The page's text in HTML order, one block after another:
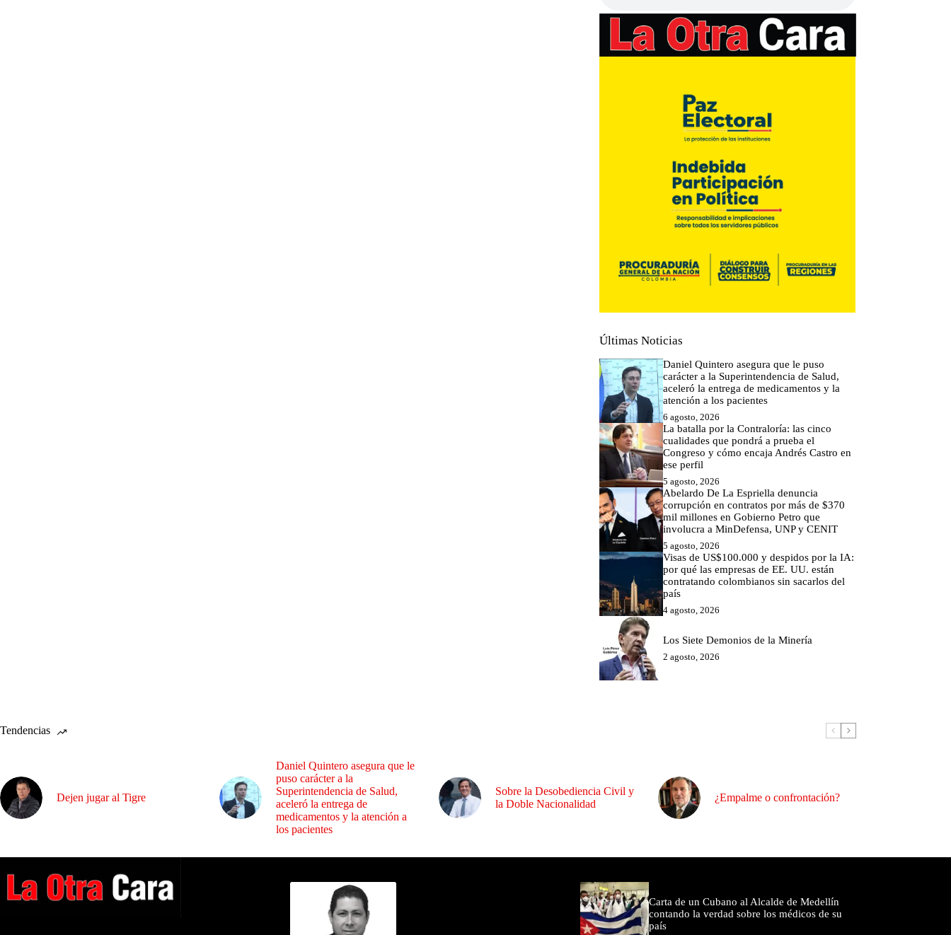
Últimas Noticias
Daniel Quintero asegura que le puso
carácter a la Superintendencia de Salud,
aceleró la entrega de medicamentos y la
atención a los pacientes
6 agosto, 2026
La batalla por la Contraloría: las cinco
cualidades que pondrá a prueba el
Congreso y cómo encaja Andrés Castro en
ese perfil
5 agosto, 2026
Abelardo De La Espriella denuncia
corrupción en contratos por más de $370
mil millones en Gobierno Petro que
involucra a MinDefensa, UNP y CENIT
5 agosto, 2026
Visas de US$100.000 y despidos por la IA:
por qué las empresas de EE. UU. están
contratando colombianos sin sacarlos del
país
4 agosto, 2026
Los Siete Demonios de la Minería
2 agosto, 2026
Tendencias
Dejen jugar al Tigre
Daniel Quintero asegura que le
puso carácter a la
Superintendencia de Salud,
aceleró la entrega de
medicamentos y la atención a
los pacientes
Sobre la Desobediencia Civil y
la Doble Nacionalidad
¿Empalme o confrontación?
Carta de un Cubano al Alcalde de Medellín
contando la verdad sobre los médicos de su
país